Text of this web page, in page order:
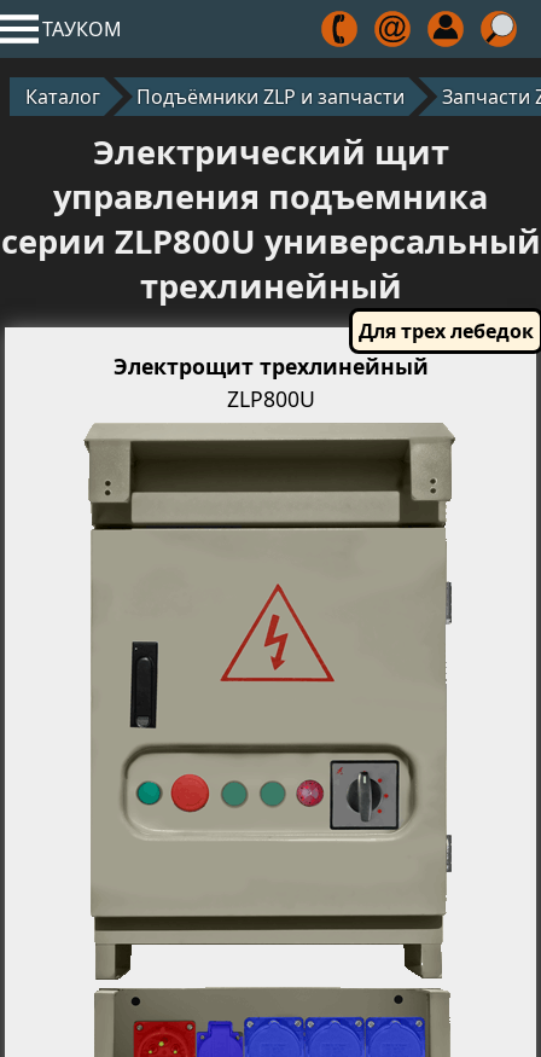
ТАУКОМ
Каталог Подъёмники ZLP и запчасти Запчасти
Электрический щит
управления подъемника
серии ZLP800U универсальный
трехлинейный
Электрощит трехлинейный
ZLP800U